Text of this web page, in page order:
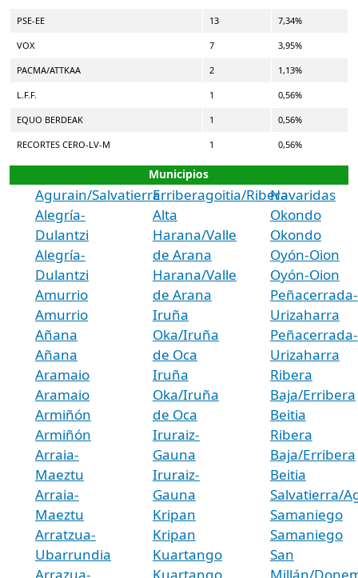
PSE-EE 13 7,34%
VOX 7 3,95%
PACMA/ATTKAA 2 1,13%
L.F.F. 1 0,56%
EQUO BERDEAK 1 0,56%
RECORTES CERO-LV-M 1 0,56%
Municipios
Agurain/Salvatierra
Alegría-
Dulantzi
Alegría-
Dulantzi
Amurrio
Amurrio
Añana
Añana
Aramaio
Aramaio
Armiñón
Armiñón
Arraia-
Maeztu
Arraia-
Maeztu
Arratzua-
Ubarrundia
Arrazua-
Erriberagoitia/Ribera
Alta
Harana/Valle
de Arana
Harana/Valle
de Arana
Iruña
Oka/Iruña
de Oca
Iruña
Oka/Iruña
de Oca
Iruraiz-
Gauna
Iruraiz-
Gauna
Kripan
Kripan
Kuartango
Kuartango
Navaridas
Okondo
Okondo
Oyón-Oion
Oyón-Oion
Peñacerrada-
Urizaharra
Peñacerrada-
Urizaharra
Ribera
Baja/Erribera
Beitia
Ribera
Baja/Erribera
Beitia
Salvatierra/
Samaniego
Samaniego
San
Millán/